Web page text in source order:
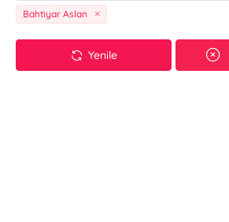
Bahtiyar Aslan
Yenile